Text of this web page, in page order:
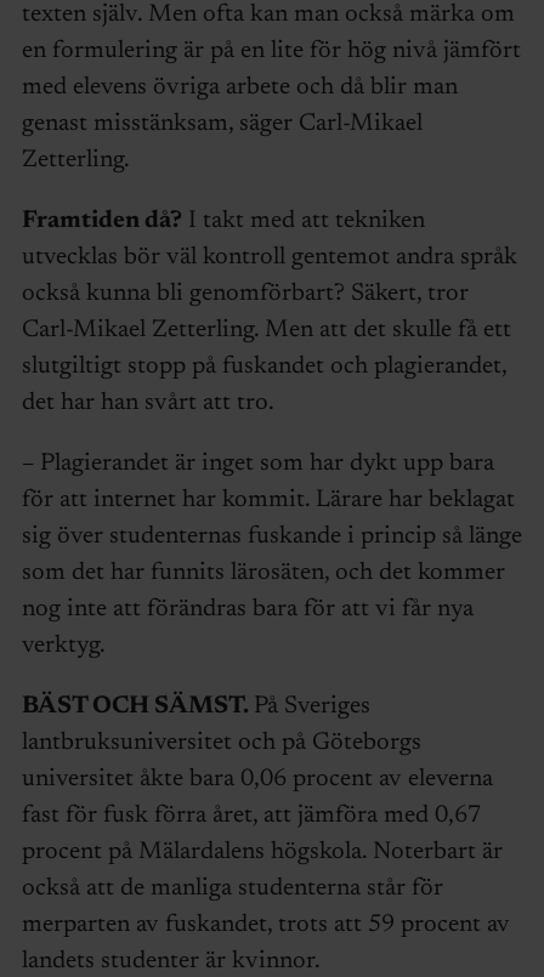
texten själv. Men ofta kan man också märka om
en formulering är på en lite för hög nivå jämfört
med elevens övriga arbete och då blir man
genast misstänksam, säger Carl-Mikael
Zetterling.
Framtiden då? I takt med att tekniken
utvecklas bör väl kontroll gentemot andra språk
också kunna bli genomförbart? Säkert, tror
Carl-Mikael Zetterling. Men att det skulle få ett
slutgiltigt stopp på fuskandet och plagierandet,
det har han svårt att tro.
– Plagierandet är inget som har dykt upp bara
för att internet har kommit. Lärare har beklagat
sig över studenternas fuskande i princip så länge
som det har funnits lärosäten, och det kommer
nog inte att förändras bara för att vi får nya
verktyg.
BÄST OCH SÄMST. På Sveriges
lantbruksuniversitet och på Göteborgs
universitet åkte bara 0,06 procent av eleverna
fast för fusk förra året, att jämföra med 0,67
procent på Mälardalens högskola. Noterbart är
också att de manliga studenterna står för
merparten av fuskandet, trots att 59 procent av
landets studenter är kvinnor.